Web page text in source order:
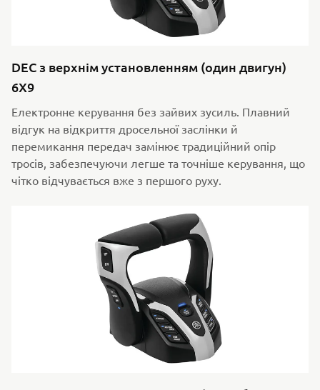
DEC з верхнім установленням (один двигун)
6X9
Електронне керування без зайвих зусиль. Плавний
відгук на відкриття дросельної заслінки й
перемикання передач замінює традиційний опір
тросів, забезпечуючи легше та точніше керування, що
чітко відчувається вже з першого руху.